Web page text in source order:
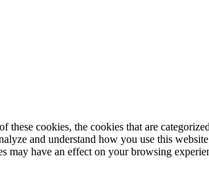
cookies, the cookies that are
and understand how you use this
may have an effect on your browsing